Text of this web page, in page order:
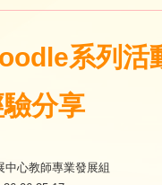
系列活
分享
中心教師專業發展組